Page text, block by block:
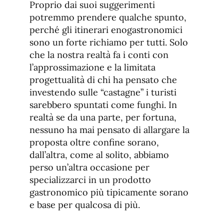
Proprio dai suoi suggerimenti
potremmo prendere qualche spunto,
perché gli itinerari enogastronomici
sono un forte richiamo per tutti. Solo
che la nostra realtà fa i conti con
l’approssimazione e la limitata
progettualità di chi ha pensato che
investendo sulle “castagne” i turisti
sarebbero spuntati come funghi. In
realtà se da una parte, per fortuna,
nessuno ha mai pensato di allargare la
proposta oltre confine sorano,
dall’altra, come al solito, abbiamo
perso un’altra occasione per
specializzarci in un prodotto
gastronomico più tipicamente sorano
e base per qualcosa di più.